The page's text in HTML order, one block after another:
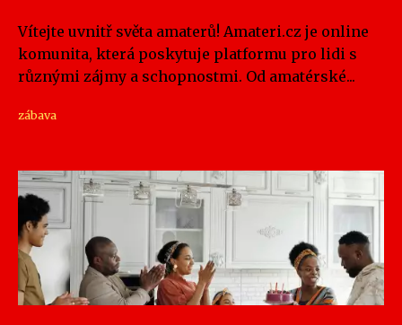
Vítejte uvnitř světa amaterů! Amateri.cz je online
komunita, která poskytuje platformu pro lidi s
různými zájmy a schopnostmi. Od amatérské...
zábava